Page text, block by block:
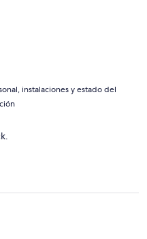
instalaciones y estado del